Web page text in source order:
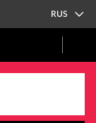
RUS